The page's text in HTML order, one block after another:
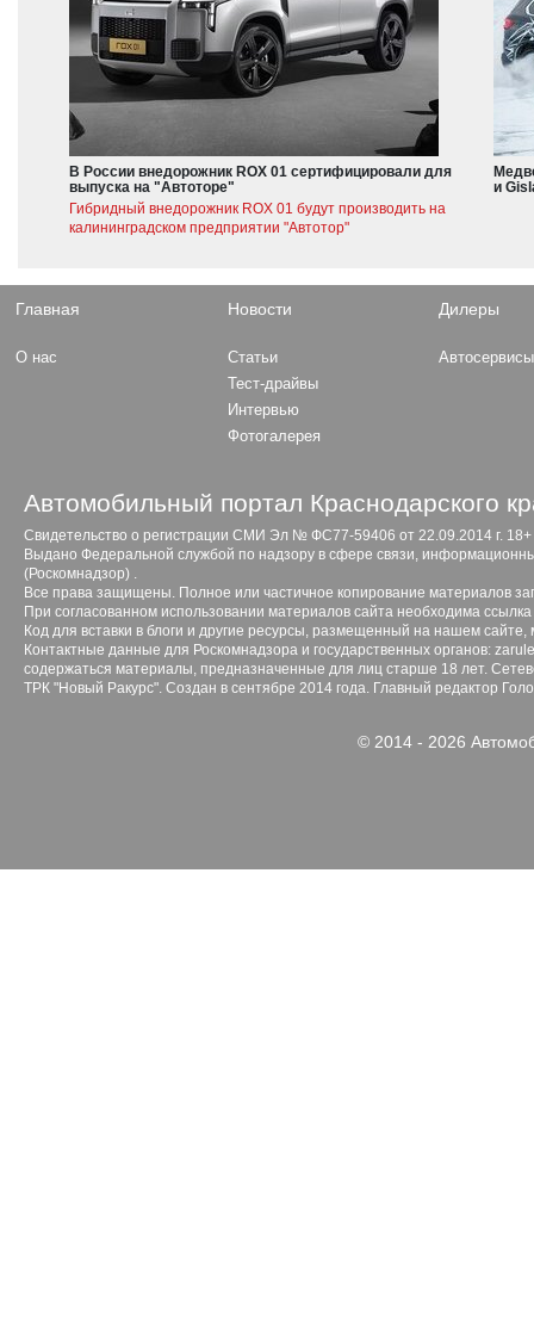
В России внедорожник ROX 01 сертифицировали для
выпуска на "Автоторе"
Гибридный внедорожник ROX 01 будут производить на
калининградском предприятии "Автотор"
и
Главная
О нас
Новости
Статьи
Тест-драйвы
Интервью
Фотогалерея
Дилеры
Автосервисы
Автомобильный портал Краснодарского
Свидетельство о регистрации СМИ Эл № ФС77-59406 от 22.09.2014 г. 18+
Выдано Федеральной службой по надзору в сфере связи,
(Роскомнадзор) .
Все права защищены. Полное или частичное копирование материалов
При согласованном использовании материалов сайта необходима ссылка
Код для вставки в блоги и другие ресурсы, размещенный на нашем сайте,
Контактные данные для Роскомнадзора и государственных органов:
содержаться материалы, предназначенные для лиц старше 18 лет.
ТРК "Новый Ракурс". Создан в сентябре 2014 года. Главный редактор
© 2014 - 2026